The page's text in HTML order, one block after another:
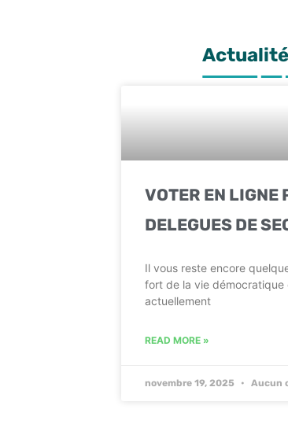
VOTER EN LIGNE
DELEGUES DE
Il vous reste encore
fort de la vie
actuellement
READ MORE »
novembre 19, 2025 Aucun